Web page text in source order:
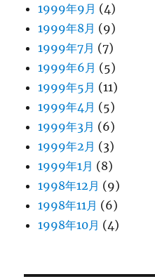
1999年9月 (4)
1999年8月 (9)
1999年7月 (7)
1999年6月 (5)
1999年5月 (11)
1999年4月 (5)
1999年3月 (6)
1999年2月 (3)
1999年1月 (8)
1998年12月 (9)
1998年11月 (6)
1998年10月 (4)